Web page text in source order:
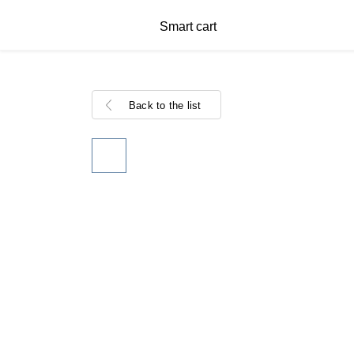
Smart cart
Back to the list